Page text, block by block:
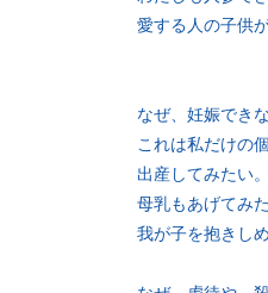
愛する人の子供
なぜ、妊娠でき
これは私だけの
出産してみたい。
母乳もあげてみた
我が子を抱きし